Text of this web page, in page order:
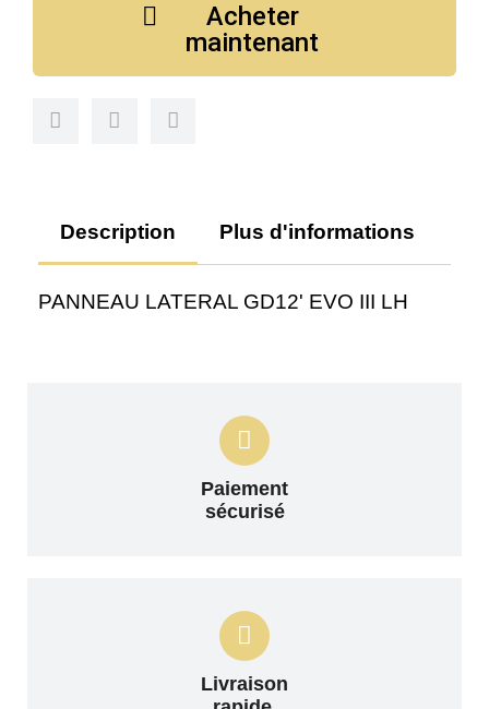
Acheter
maintenant
Description Plus d'informations
PANNEAU LATERAL GD12' EVO III LH
Paiement
sécurisé
Livraison